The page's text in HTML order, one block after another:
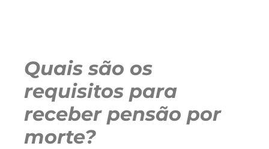
Quais são os
requisitos para
receber pensão por
morte?